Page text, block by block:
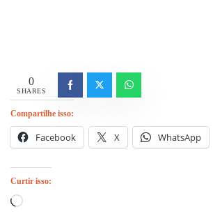
0
SHARES
Compartilhe isso:
Facebook X WhatsApp
Curtir isso:
Carregando...